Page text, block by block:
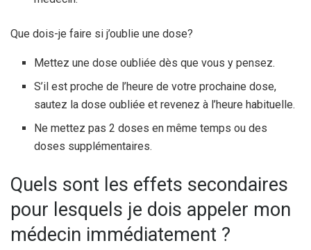
Que dois-je faire si j’oublie une dose?
Mettez une dose oubliée dès que vous y pensez.
S’il est proche de l’heure de votre prochaine dose,
sautez la dose oubliée et revenez à l’heure habituelle.
Ne mettez pas 2 doses en même temps ou des
doses supplémentaires.
Quels sont les effets secondaires
pour lesquels je dois appeler mon
médecin immédiatement ?